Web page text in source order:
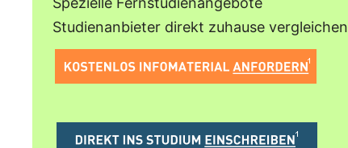
Studienanbieter direkt zuhause vergleichen